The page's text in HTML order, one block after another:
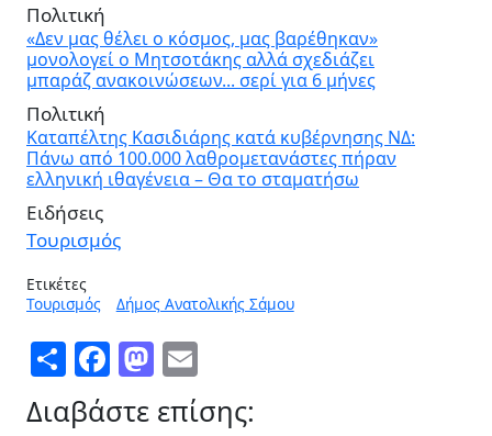
Πολιτική
«Δεν μας θέλει ο κόσμος, μας βαρέθηκαν»
μονολογεί ο Μητσοτάκης αλλά σχεδιάζει
μπαράζ ανακοινώσεων... σερί για 6 μήνες
Πολιτική
Καταπέλτης Κασιδιάρης κατά κυβέρνησης ΝΔ:
Πάνω από 100.000 λαθρομετανάστες πήραν
ελληνική ιθαγένεια – Θα το σταματήσω
Ειδήσεις
Τουρισμός
Ετικέτες
Τουρισμός
Δήμος Ανατολικής Σάμου
ShareFacebook
Mastodon
Διαβάστε επίσης: